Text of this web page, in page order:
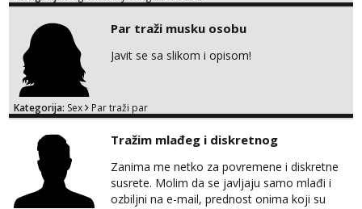
markodalic37@gmail.com
Par traži musku osobu
Javit se sa slikom i opisom!
Kategorija: Sex Par traži par
Tražim mlađeg i diskretnog
Zanima me netko za povremene i diskretne
susrete. Molim da se javljaju samo mlađi i
ozbiljni na e-mail, prednost onima koji su